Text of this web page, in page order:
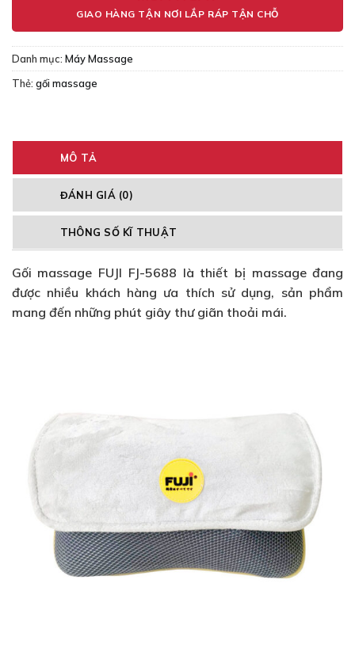
Danh mục: Máy Massage
Thẻ: gối massage
MÔ TẢ
ĐÁNH GIÁ (0)
THÔNG SỐ KĨ THUẬT
Gối massage FUJI FJ-5688 là thiết bị massage đang
được nhiều khách hàng ưa thích sử dụng, sản phẩm
mang đến những phút giây thư giãn thoải mái.